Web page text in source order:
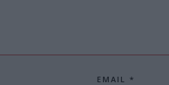
EMAIL *